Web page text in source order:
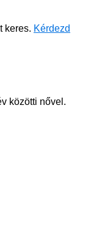
keres. Kérdezd
közötti nővel.